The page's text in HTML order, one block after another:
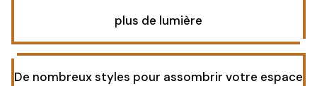
plus de lumière
De nombreux styles pour assombrir votre espace